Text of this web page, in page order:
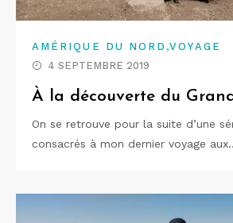
AMÉRIQUE DU NORD ,VOYAGE
4 SEPTEMBRE 2019
À la découverte du
On se retrouve pour la suite d’une
consacrés à mon dernier voyage